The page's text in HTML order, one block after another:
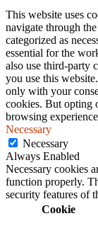
This website uses
navigate through
categorized as
essential for the
also use third-party
you use this
only with your
cookies. But opting
browsing
Necessary
Necessary
Always Enabled
Necessary cookies
function properly.
security features of
Cookie